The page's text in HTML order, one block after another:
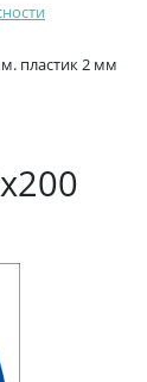
пластик 2 мм